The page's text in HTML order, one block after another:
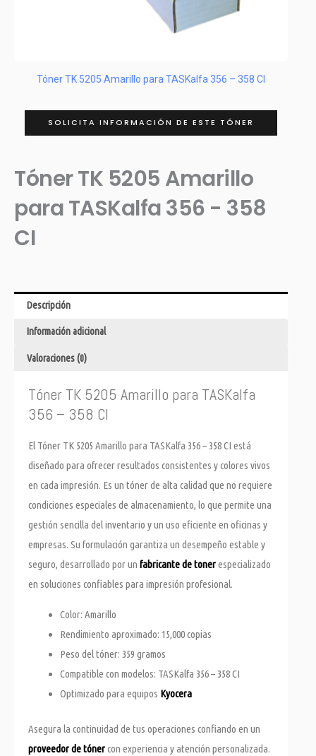
Tóner TK 5205 Amarillo para TASKalfa 356 – 358 CI
SOLICITA INFORMACIÓN DE ESTE TÓNER
Tóner TK 5205 Amarillo
para TASKalfa 356 - 358
CI
Descripción
Información adicional
Valoraciones (0)
Tóner TK 5205 Amarillo para TASKalfa
356 – 358 CI
El Tóner TK 5205 Amarillo para TASKalfa 356 – 358 CI está
diseñado para ofrecer resultados consistentes y colores vivos
en cada impresión. Es un tóner de alta calidad que no requiere
condiciones especiales de almacenamiento, lo que permite una
gestión sencilla del inventario y un uso eficiente en oficinas y
empresas. Su formulación garantiza un desempeño estable y
seguro, desarrollado por un fabricante de tonerespecializado
en soluciones confiables para impresión profesional.
Color: Amarillo
Rendimiento aproximado: 15,000 copias
Peso del tóner: 359 gramos
Compatible con modelos: TASKalfa 356 – 358 CI
Optimizado para equipos Kyocera
Asegura la continuidad de tus operaciones confiando en un
proveedor de tónercon experiencia y atención personalizada.